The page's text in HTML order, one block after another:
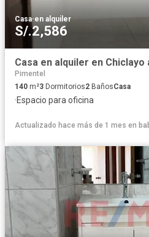
Casa·en alquiler
S/.2,586
Casa en alquiler en Chiclayo
Pimentel
140 m²3 Dormitorios2 BañosCasa
·Espacio para oficina
Actualizado hace más de 1 mes en